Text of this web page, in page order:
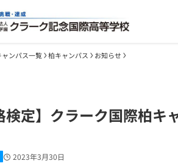
ャンパス一覧 柏キャンパス お知らせ
検定】クラーク国際柏
2023年3月30日